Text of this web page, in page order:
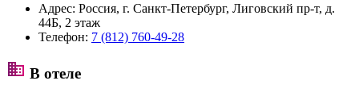
Адрес: Россия, г. Санкт-Петербург, Лиговский пр-т, д.
44Б, 2 этаж
Телефон: 7 (812) 760-49-28
В отеле